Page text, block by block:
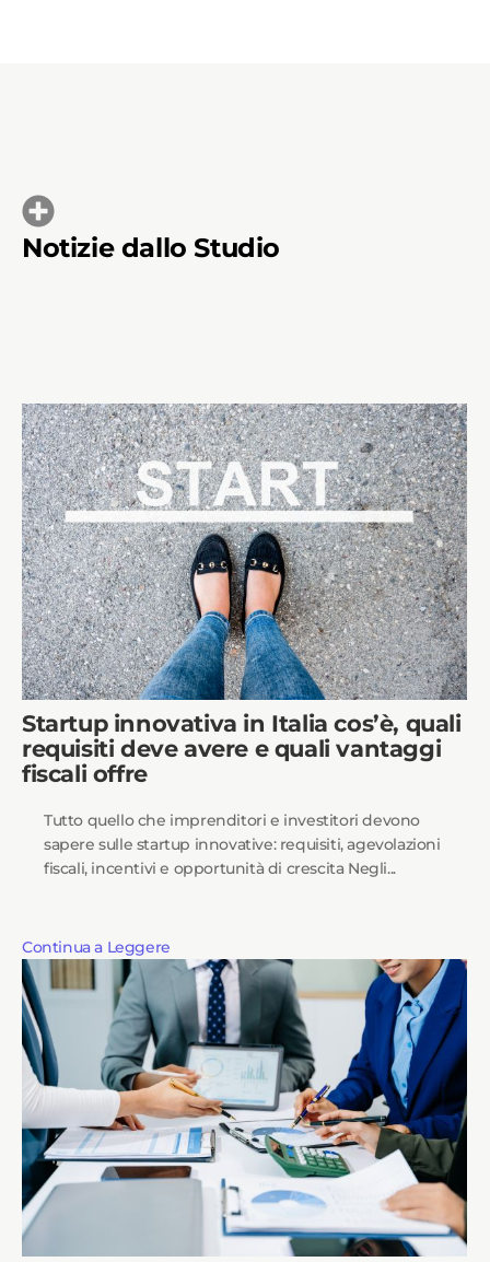
Notizie dallo Studio
Startup innovativa in Italia cos’è, quali
requisiti deve avere e quali vantaggi
fiscali offre
Tutto quello che imprenditori e investitori devono
sapere sulle startup innovative: requisiti, agevolazioni
fiscali, incentivi e opportunità di crescita Negli...
Continua a Leggere